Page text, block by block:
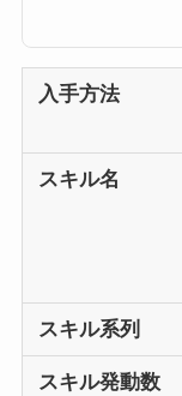
入手方法
スキル名
スキル系列
スキル発動数